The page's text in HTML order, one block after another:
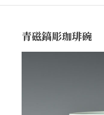
青磁鎬彫珈琲碗